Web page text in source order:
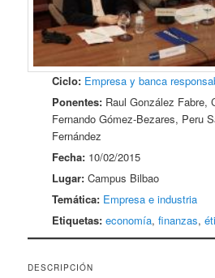
Ciclo: Empresa y banca
Ponentes: Raul González Fabre,
Fernando Gómez-Bezares, Peru
Fernández
Fecha: 10/02/2015
Lugar: Campus Bilbao
Temática: Empresa e industria
Etiquetas: economía,finanzas,
DESCRIPCIÓN